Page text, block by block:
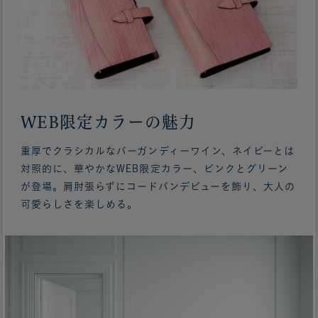
WEB限定カラーの魅力
重厚でクラシカルなバーガンディーワイン、ネイビーとは
対照的に、華やかなWEB限定カラー、ピンクとグリーン
が登場。肩肘張らずにコードバンデビューを飾り、大人の
可愛らしさを楽しめる。